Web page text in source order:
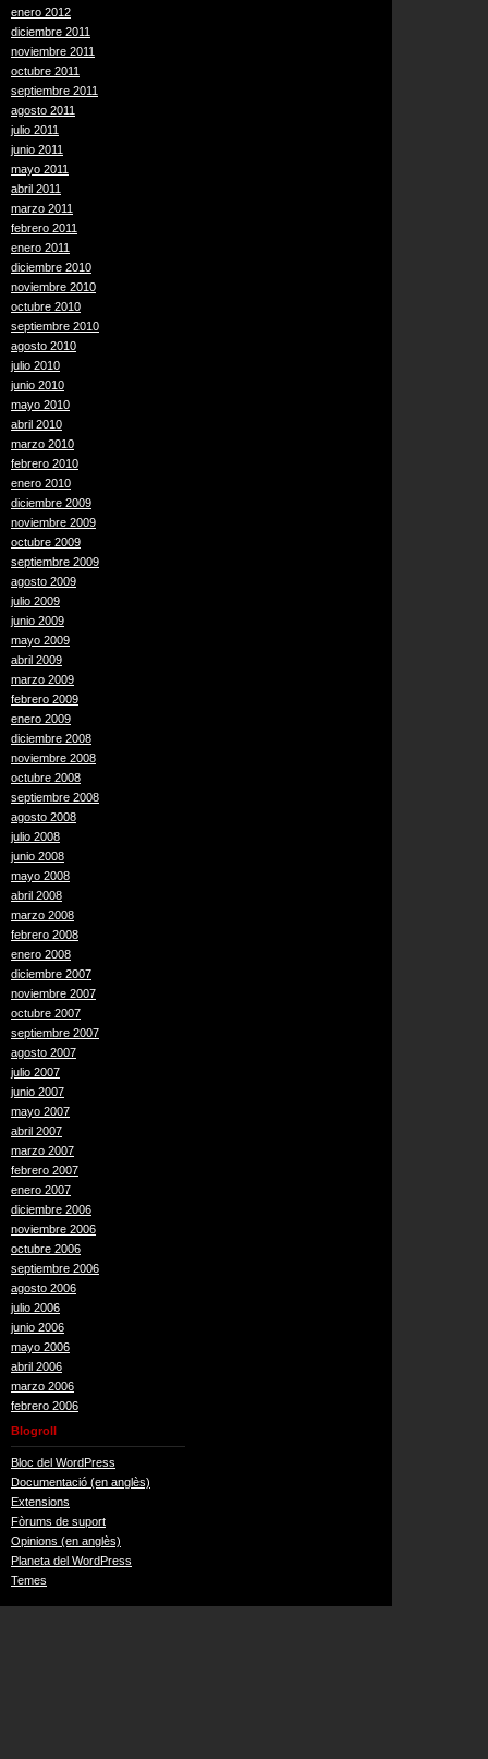
enero 2012
diciembre 2011
noviembre 2011
octubre 2011
septiembre 2011
agosto 2011
julio 2011
junio 2011
mayo 2011
abril 2011
marzo 2011
febrero 2011
enero 2011
diciembre 2010
noviembre 2010
octubre 2010
septiembre 2010
agosto 2010
julio 2010
junio 2010
mayo 2010
abril 2010
marzo 2010
febrero 2010
enero 2010
diciembre 2009
noviembre 2009
octubre 2009
septiembre 2009
agosto 2009
julio 2009
junio 2009
mayo 2009
abril 2009
marzo 2009
febrero 2009
enero 2009
diciembre 2008
noviembre 2008
octubre 2008
septiembre 2008
agosto 2008
julio 2008
junio 2008
mayo 2008
abril 2008
marzo 2008
febrero 2008
enero 2008
diciembre 2007
noviembre 2007
octubre 2007
septiembre 2007
agosto 2007
julio 2007
junio 2007
mayo 2007
abril 2007
marzo 2007
febrero 2007
enero 2007
diciembre 2006
noviembre 2006
octubre 2006
septiembre 2006
agosto 2006
julio 2006
junio 2006
mayo 2006
abril 2006
marzo 2006
febrero 2006
Blogroll
Bloc del WordPress
Documentació (en anglès)
Extensions
Fòrums de suport
Opinions (en anglès)
Planeta del WordPress
Temes